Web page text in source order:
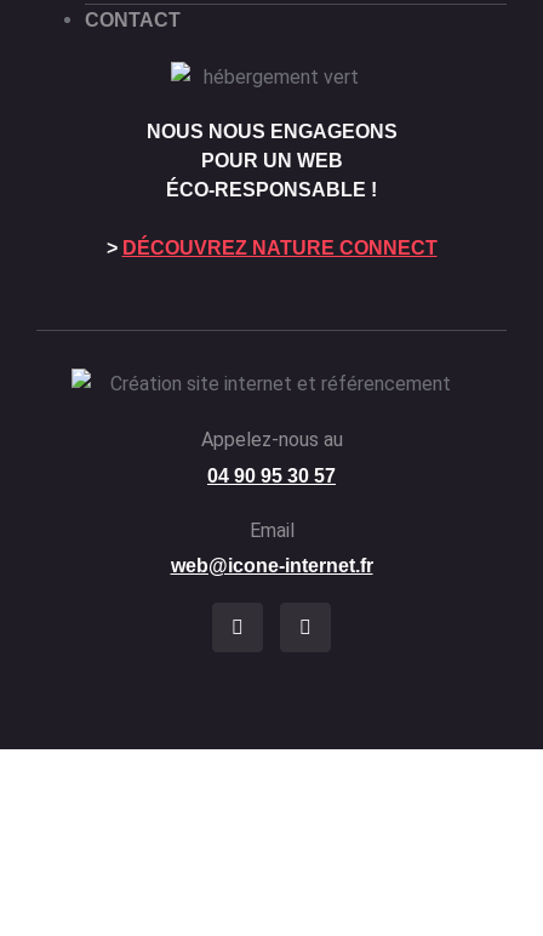
CONTACT
NOUS NOUS ENGAGEONS
POUR UN WEB
ÉCO-RESPONSABLE !
> DÉCOUVREZ NATURE CONNECT
Appelez-nous au
04 90 95 30 57
Email
web@icone-internet.fr